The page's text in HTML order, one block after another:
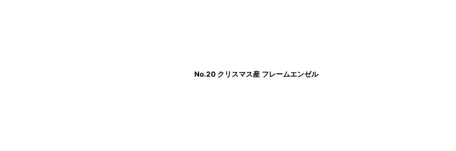
No.20 クリスマス産 フレームエンゼル